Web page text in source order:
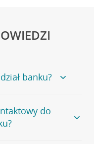
banku?
zapraszamy na
znajduje się
do